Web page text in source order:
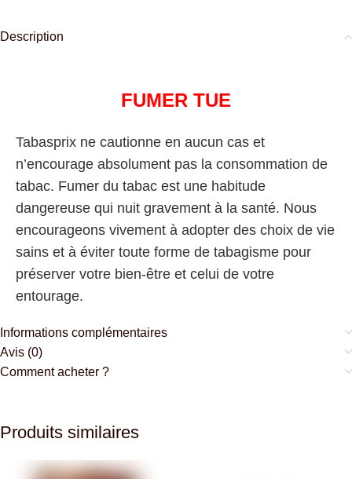
Description
FUMER TUE
Tabasprix ne cautionne en aucun cas et
n’encourage absolument pas la consommation de
tabac. Fumer du tabac est une habitude
dangereuse qui nuit gravement à la santé. Nous
encourageons vivement à adopter des choix de vie
sains et à éviter toute forme de tabagisme pour
préserver votre bien-être et celui de votre
entourage.
Informations complémentaires
Avis (0)
Comment acheter ?
Produits similaires